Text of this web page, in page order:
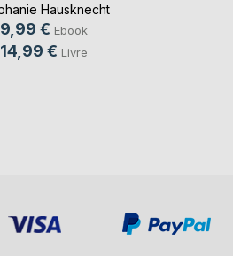
Hausknecht
9,99 € Ebook
14,99 € Livre